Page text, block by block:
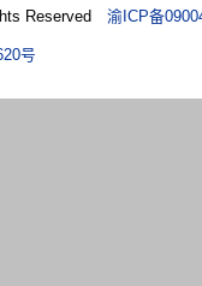
Reserved渝ICP备
号